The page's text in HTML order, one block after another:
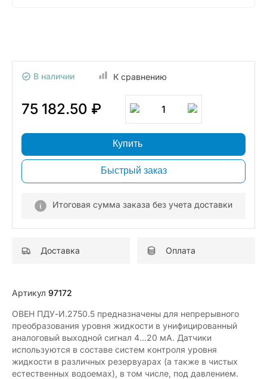
В наличии К сравнению
75 182.50 ₽ 1
Купить
Быстрый заказ
Итоговая сумма заказа без учета доставки
Доставка Оплата
Артикул 97172
ОВЕН ПДУ-И.2750.5 предназначены для непрерывного
преобразования уровня жидкости в унифицированный
аналоговый выходной сигнал 4…20 мА. Датчики
используются в составе систем контроля уровня
жидкости в различных резервуарах (а также в чистых
естественных водоемах), в том числе, под давлением.